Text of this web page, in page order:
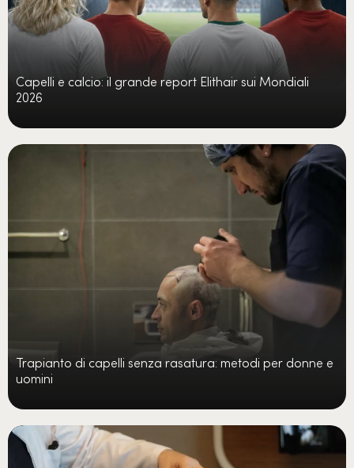
Capelli e calcio: il grande report Elithair sui Mondiali
2026
Trapianto di capelli senza rasatura: metodi per donne e
uomini